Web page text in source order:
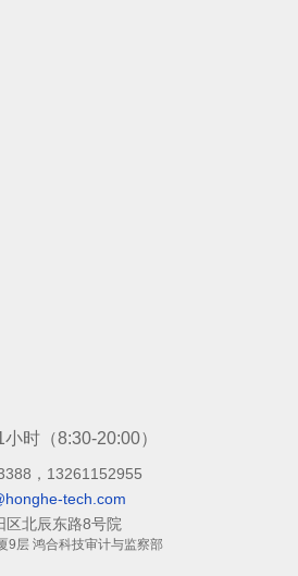
小时（8:30-20:00）
，13261152955
tech.com
区北辰东路8号院
9层 鸿合科技审计与监察部